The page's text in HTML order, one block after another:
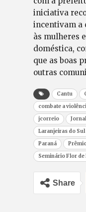
iniciativa
incentivam a
às mulheres
doméstica,
que as boas
outras
Cantu
combate a
jcorreio
Laranjeiras do Sul
Paraná
Seminário Flor de
Share